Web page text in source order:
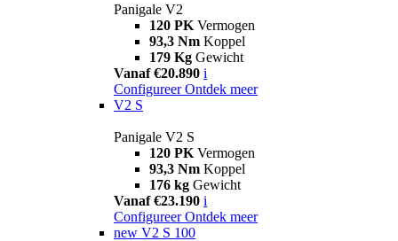
Panigale V2
120 PK Vermogen
93,3 Nm Koppel
179 Kg Gewicht
Vanaf €20.890 i
Configureer Ontdek meer
V2 S
Panigale V2 S
120 PK Vermogen
93,3 Nm Koppel
176 kg Gewicht
Vanaf €23.190 i
Configureer Ontdek meer
new V2 S 100